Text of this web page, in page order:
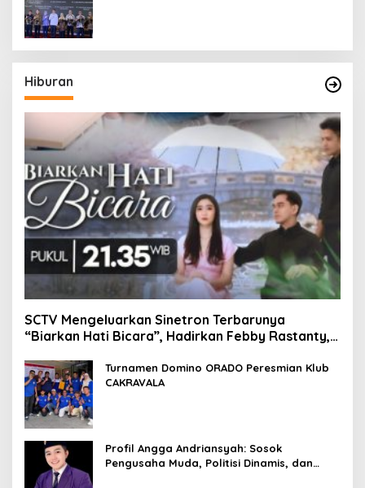
Hiburan
SCTV Mengeluarkan Sinetron Terbarunya
“Biarkan Hati Bicara”, Hadirkan Febby Rastanty,
Turnamen Domino ORADO Peresmian Klub
CAKRAVALA
Profil Angga Andriansyah: Sosok
Pengusaha Muda, Politisi Dinamis, dan